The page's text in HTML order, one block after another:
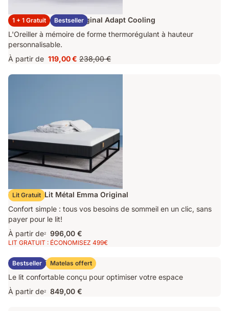
1 + 1 Gratuit Bestseller
2x Oreillers Emma Original Adapt Cooling
L'Oreiller à mémoire de forme thermorégulant à hauteur
personnalisable.
À partir de
Prix
119,00 €
119,00 € Prix
d'origine
238,00 €
Lit Gratuit
Ensemble Lit Métal Emma Original
Confort simple : tous vos besoins de sommeil en un clic, sans
payer pour le lit!
À partir de2 996,00 €
LIT GRATUIT : ÉCONOMISEZ 499€
Bestseller Matelas offert
Lit Coffre Emma Original
Le lit confortable conçu pour optimiser votre espace
À partir de2 849,00 €